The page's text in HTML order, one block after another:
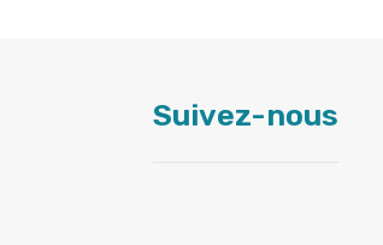
Suivez-nous